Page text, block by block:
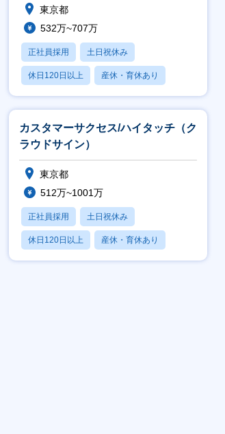
東京都
532万~707万
正社員採用 土日祝休み
休日120日以上 産休・育休あり
学歴不問
カスタマーサクセス/ハイタッチ（ク
ラウドサイン）
東京都
512万~1001万
正社員採用 土日祝休み
休日120日以上 産休・育休あり
月残業20時間以内